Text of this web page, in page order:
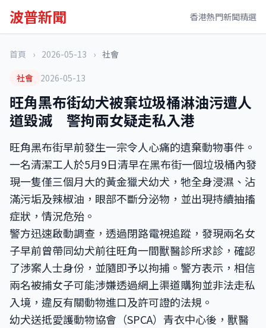
波普新聞 香港熱門新聞精選
首頁 › 2026-05-13 › 社會
社會
2026-05-13
旺角黑布街幼犬被棄垃圾桶淋油污遭人
道毀滅 警拘兩女疑走私入港
旺角黑布街早前發生一宗令人心痛的遺棄動物事件。
一名清潔工人於5月9日清早在黑布街一個垃圾桶內發
現一隻僅三個月大的黃金獵犬幼犬，牠全身浸濕、沾
滿污垢及辣椒油，眼部不斷分泌物，並出現持續抽搐
症狀，情況危殆。
警方迅速啟動調查，透過閉路電視追蹤，發現兩名女
子早前曾帶同幼犬前往旺角一間獸醫診所求診，確認
了涉案人士身份，並隨即予以拘捕。警方表示，相信
兩名被捕女子可能涉嫌透過網上渠道購狗並非法走私
入境，違反有關動物進口及許可證的法規。
幼犬送抵愛護動物協會（SPCA）青衣中心後，獸醫